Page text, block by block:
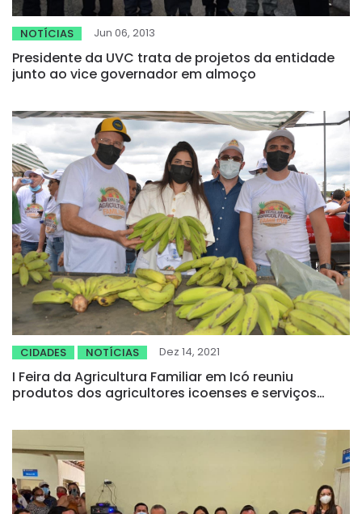
NOTÍCIAS Jun 06, 2013
Presidente da UVC trata de projetos da entidade
junto ao vice governador em almoço
CIDADES NOTÍCIAS Dez 14, 2021
I Feira da Agricultura Familiar em Icó reuniu
produtos dos agricultores icoenses e serviços